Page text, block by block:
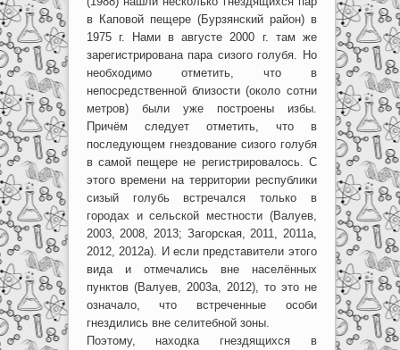
в Каповой пещере (Бурзянский район) в
1975 г. Нами в августе 2000 г. там же
зарегистрирована пара сизого голубя. Но
необходимо отметить, что в
непосредственной близости (около сотни
метров) были уже построены избы.
Причём следует отметить, что в
последующем гнездование сизого голубя
в самой пещере не регистрировалось. С
этого времени на территории республики
сизый голубь встречался только в
городах и сельской местности (Валуев,
2003, 2008, 2013; Загорская, 2011, 2011а,
2012, 2012а). И если представители этого
вида и отмечались вне населённых
пунктов (Валуев, 2003а, 2012), то это не
означало, что встреченные особи
гнездились вне селитебной зоны.
Поэтому, находка гнездящихся в